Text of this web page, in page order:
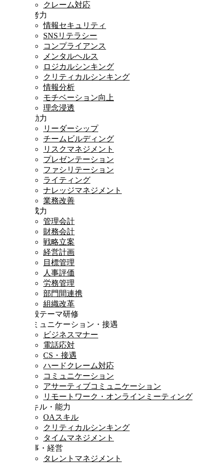
クレーム対応
思考力
情報セキュリティ
SNSリテラシー
コンプライアンス
メンタルヘルス
ロジカルシンキング
クリティカルシンキング
情報分析
モチベーション向上
理念浸透
行動力
リーダーシップ
チームビルディング
リスクマネジメント
プレゼンテーション
ファシリテーション
ライティング
ナレッジマネジメント
業務改善
達成力
管理会計
財務会計
戦略立案
経営計画
目標管理
人事評価
労務管理
部門間連携
組織改革
一般テーマ研修
コミュニケーション・接遇
ビジネスマナー
電話応対
CS・接遇
ハードクレーム対応
コミュニケーション
アサーティブコミュニケーション
リモートワーク・オンラインミーティング
スキル・能力
OAスキル
クリティカルシンキング
タイムマネジメント
人事・経営
タレントマネジメント